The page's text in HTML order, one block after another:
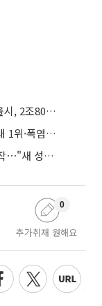
야간경제 활성화·청년 AI 지원 '시동'…서울시, 2조8061억 추경 편성
'40도 폭염' 뉴노멀 되나…올해 열대야 역대 1위·폭염일수 평년 3배 넘어
오세훈표 야간경제 '한강 밤핑' 다음 달 시작⋯"새 성장동력 만들 것"
추가취재 원해요
0